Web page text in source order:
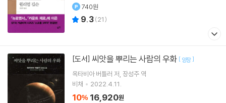
740원
9.3(21)
[도서] 씨앗을 뿌리는 사람의 우화 [ 양장]
옥타비아 버틀러 저 장성주 역
비채
2022.4.11.
10% 16,920원